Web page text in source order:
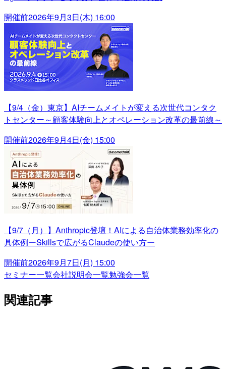
開催前2026年9月3日(木) 16:00
【9/4（金）東京】AIチームメイトが変える次世代コンタク
トセンター～顧客体験向上とオペレーション改革の最前線～
開催前2026年9月4日(金) 15:00
【9/7（月）】Anthropic登壇！AIによる自治体業務効率化の
具体例ーSkillsで広がるClaudeの使い方ー
開催前2026年9月7日(月) 15:00
セミナー一覧会社説明会一覧勉強会一覧
関連記事